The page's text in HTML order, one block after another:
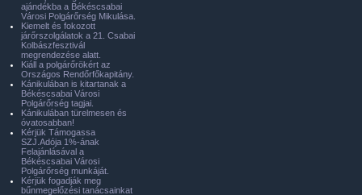
ajándékba a Békéscsabai
Városi Polgárőrség Mikulása.
Kiemelt és fokozott
járőrszolgálatok a 21. Csabai
Kolbászfesztivál
megrendezése alatt.
Kiáll a polgárőrökért az
Országos Rendőrfőkapitány.
Kánikulában is kitartanak a
Békéscsabai Városi
Polgárőrség tagjai.
Kánikulában türelmesen és
óvatosabban!
Kérjük Támogassa
SZJ.Adója 1%-ának
Felajánlásával a
Békéscsabai Városi
Polgárőrség munkáját.
Kérjük fogadják meg
bűnmegelőzési tanácsainkat